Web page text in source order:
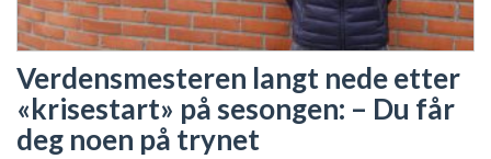
Verdensmesteren langt nede etter
«krisestart» på sesongen: – Du får
deg noen på trynet